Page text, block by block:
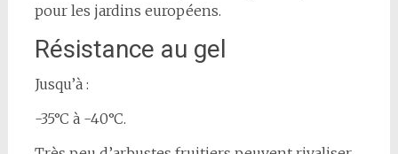
pour les jardins européens.
Résistance au gel
Jusqu’à :
-35°C à -40°C.